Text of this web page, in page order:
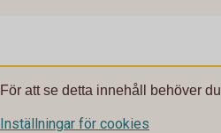
För att se detta innehåll behöver
Inställningar för cookies